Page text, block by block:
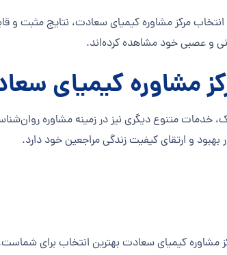
مرکز مشاوره کیمیای سعادت، نتایج مثبت و
و عصبی خود مشاهده کرده‌اند.
مشاوره کیمیای
خدمات متنوع دیگری نیز در زمینه مشاوره
و ارتقای کیفیت زندگی مراجعین خود دارد.
مشاوره کیمیای سعادت بهترین انتخاب برای